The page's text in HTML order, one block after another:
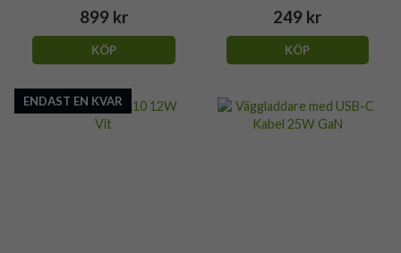
899 kr
KÖP
249 kr
KÖP
ENDAST EN KVAR